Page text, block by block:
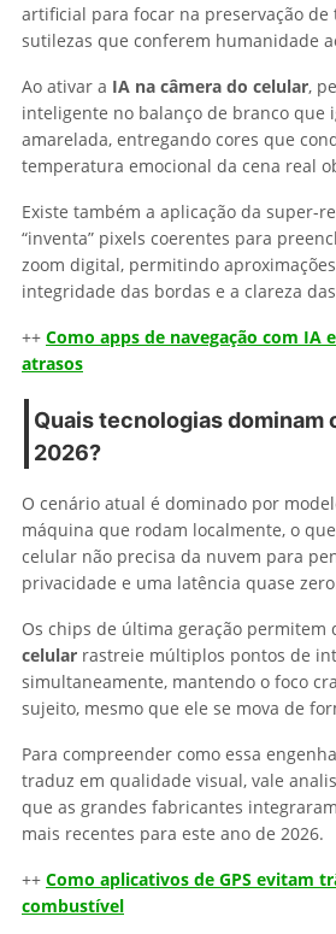
artificial para focar na preservação de
sutilezas que conferem humanidade
Ao ativar a IA na câmera do celular,
inteligente no balanço de branco que
amarelada, entregando cores que
temperatura emocional da cena real
Existe também a aplicação da super-
“inventa” pixels coerentes para
zoom digital, permitindo
integridade das bordas e a clareza
++ Como apps de navegação com IA
atrasos
Quais tecnologias dominam
2026?
O cenário atual é dominado por
máquina que rodam localmente, o
celular não precisa da nuvem para
privacidade e uma latência quase
Os chips de última geração permitem
celular rastreie múltiplos pontos de
simultaneamente, mantendo o foco
sujeito, mesmo que ele se mova de
Para compreender como essa
traduz em qualidade visual, vale
que as grandes fabricantes
mais recentes para este ano de 2026.
++ Como aplicativos de GPS evitam
combustível